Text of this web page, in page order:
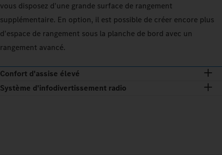
vous disposez d'une grande surface de rangement
supplémentaire. En option, il est possible de créer encore plus
d'espace de rangement sous la planche de bord avec un
rangement avancé.
Confort d'assise élevé
Système d'infodivertissement radio